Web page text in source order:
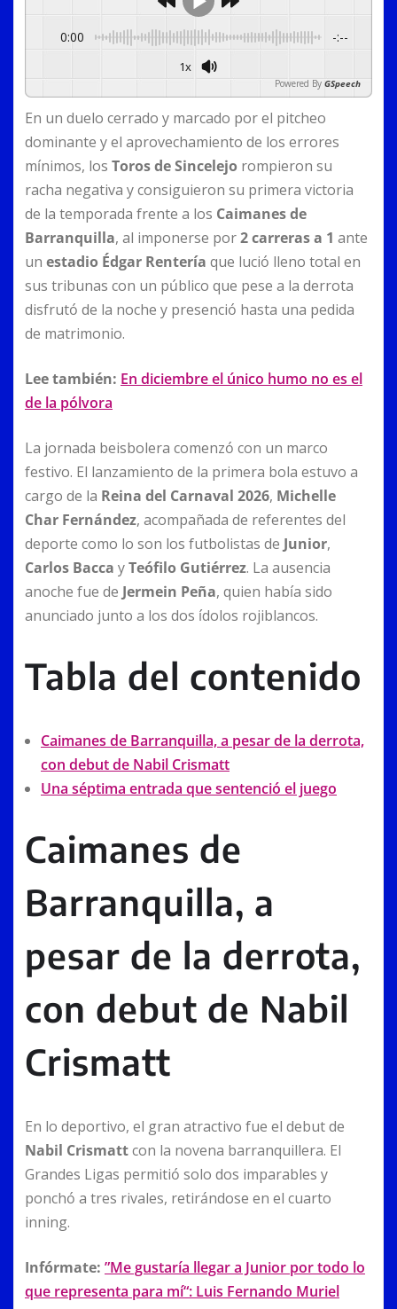
0:00 -:--
1x
Powered By GSpeech
En un duelo cerrado y marcado por el pitcheo
dominante y el aprovechamiento de los errores
mínimos, los Toros de Sincelejo rompieron su
racha negativa y consiguieron su primera victoria
de la temporada frente a los Caimanes de
Barranquilla, al imponerse por2 carreras a 1 ante
un estadio Édgar Rentería que lució lleno total en
sus tribunas con un público que pese a la derrota
disfrutó de la noche y presenció hasta una pedida
de matrimonio.
Lee también: En diciembre el único humo no es el
de la pólvora
La jornada beisbolera comenzó con un marco
festivo. El lanzamiento de la primera bola estuvo a
cargo de la Reina del Carnaval 2026, Michelle
Char Fernández, acompañada de referentes del
deporte como lo son los futbolistas de Junior,
Carlos Bacca yTeófilo Gutiérrez. La ausencia
anoche fue de Jermein Peña, quien había sido
anunciado junto a los dos ídolos rojiblancos.
Tabla del contenido
Caimanes de Barranquilla, a pesar de la derrota,
con debut de Nabil Crismatt
Una séptima entrada que sentenció el juego
Caimanes de
Barranquilla, a
pesar de la derrota,
con debut de Nabil
Crismatt
En lo deportivo, el gran atractivo fue el debut de
Nabil Crismattcon la novena barranquillera. El
Grandes Ligas permitió solo dos imparables y
ponchó a tres rivales, retirándose en el cuarto
inning.
Infórmate: ”Me gustaría llegar a Junior por todo lo
que representa para mí“: Luis Fernando Muriel